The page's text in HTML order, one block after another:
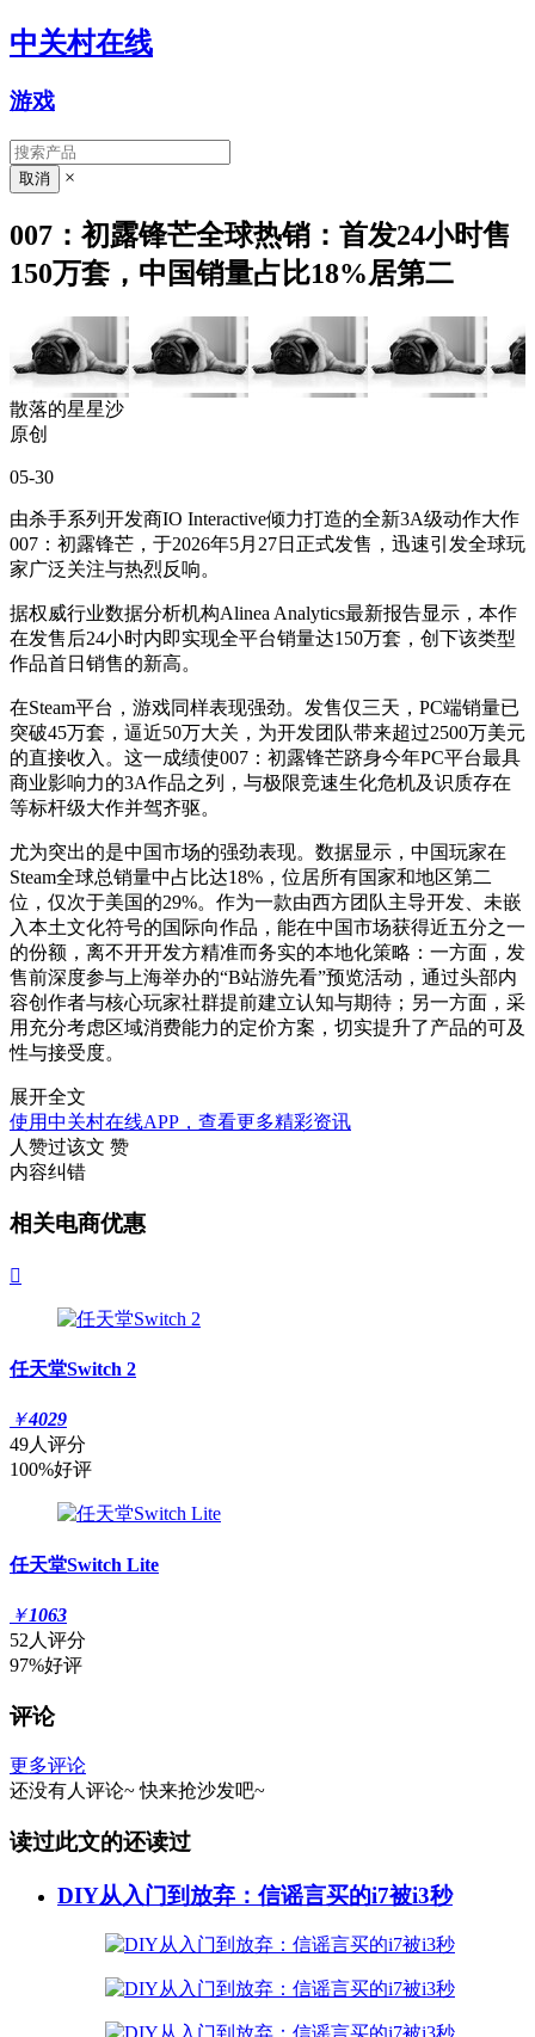
中关村在线
游戏
×
007：初露锋芒全球热销：首发24小时售
150万套，中国销量占比18%居第二
散落的星星沙
原创
05-30
由杀手系列开发商IO Interactive倾力打造的全新3A级动作大作
007：初露锋芒，于2026年5月27日正式发售，迅速引发全球玩
家广泛关注与热烈反响。
据权威行业数据分析机构Alinea Analytics最新报告显示，本作
在发售后24小时内即实现全平台销量达150万套，创下该类型
作品首日销售的新高。
在Steam平台，游戏同样表现强劲。发售仅三天，PC端销量已
突破45万套，逼近50万大关，为开发团队带来超过2500万美元
的直接收入。这一成绩使007：初露锋芒跻身今年PC平台最具
商业影响力的3A作品之列，与极限竞速生化危机及识质存在
等标杆级大作并驾齐驱。
尤为突出的是中国市场的强劲表现。数据显示，中国玩家在
Steam全球总销量中占比达18%，位居所有国家和地区第二
位，仅次于美国的29%。作为一款由西方团队主导开发、未嵌
入本土文化符号的国际向作品，能在中国市场获得近五分之一
的份额，离不开开发方精准而务实的本地化策略：一方面，发
售前深度参与上海举办的“B站游先看”预览活动，通过头部内
容创作者与核心玩家社群提前建立认知与期待；另一方面，采
用充分考虑区域消费能力的定价方案，切实提升了产品的可及
性与接受度。
展开全文
使用中关村在线APP，查看更多精彩资讯
人赞过该文 赞
内容纠错
相关电商优惠

任天堂Switch 2
￥4029
49人评分
100%好评
任天堂Switch Lite
￥1063
52人评分
97%好评
评论
更多评论
还没有人评论~ 快来抢沙发吧~
读过此文的还读过
DIY从入门到放弃：信谣言买的i7被i3秒